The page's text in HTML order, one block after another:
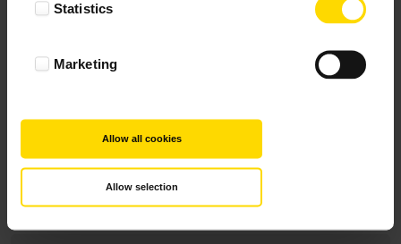
Statistics
Marketing
Allow all cookies
Allow selection
Jakie kolory ramek ClickPic są dostępne?
Jaki jest czas realizacji fotoramki ClickPic?